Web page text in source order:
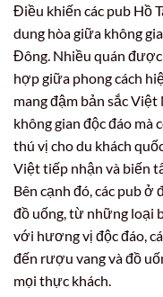
Điều khiến các pub Hồ
dung hòa giữa không
Đông. Nhiều quán
hợp giữa phong cách
mang đậm bản sắc
không gian độc đáo mà
thú vị cho du khách
Việt tiếp nhận và biến
Bên cạnh đó, các pub ở
đồ uống, từ những loại
với hương vị độc đáo,
đến rượu vang và đồ
mọi thực khách.